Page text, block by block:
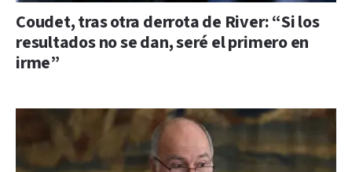
Coudet, tras otra derrota de River: “Si los
resultados no se dan, seré el primero en
irme”